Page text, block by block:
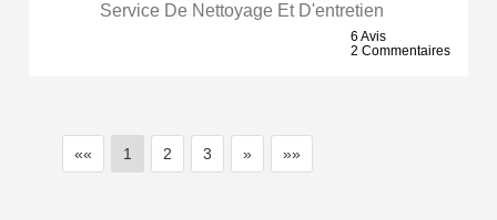
Service De Nettoyage Et D'entretien
6 Avis
2 Commentaires
«« 1 2 3 » »»